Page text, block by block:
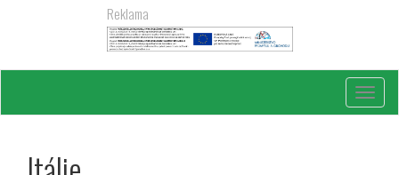
Reklama